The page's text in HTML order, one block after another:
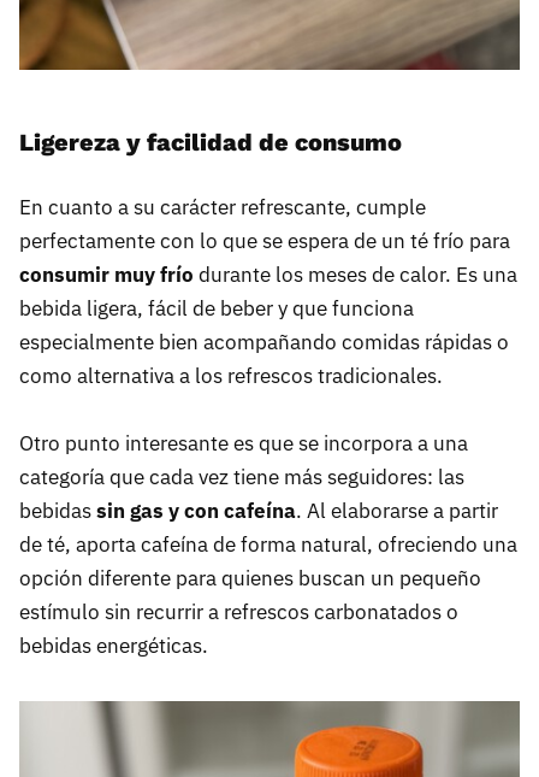
Ligereza y facilidad de consumo
En cuanto a su carácter refrescante, cumple
perfectamente con lo que se espera de un té frío para
consumir muy frío durante los meses de calor. Es una
bebida ligera, fácil de beber y que funciona
especialmente bien acompañando comidas rápidas o
como alternativa a los refrescos tradicionales.
Otro punto interesante es que se incorpora a una
categoría que cada vez tiene más seguidores: las
bebidassin gas y con cafeína. Al elaborarse a partir
de té, aporta cafeína de forma natural, ofreciendo una
opción diferente para quienes buscan un pequeño
estímulo sin recurrir a refrescos carbonatados o
bebidas energéticas.